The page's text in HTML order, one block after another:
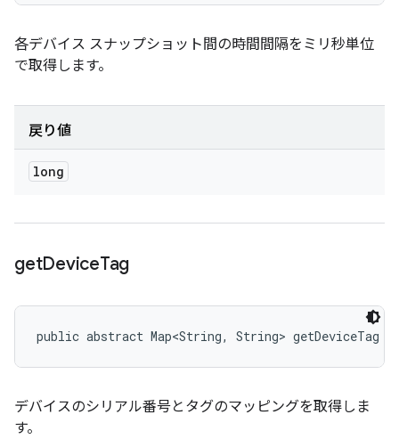
各デバイス スナップショット間の時間間隔をミリ秒単位
で取得します。
戻り値
long
getDeviceTag
public abstract Map<String, String> getDeviceTag
デバイスのシリアル番号とタグのマッピングを取得しま
す。